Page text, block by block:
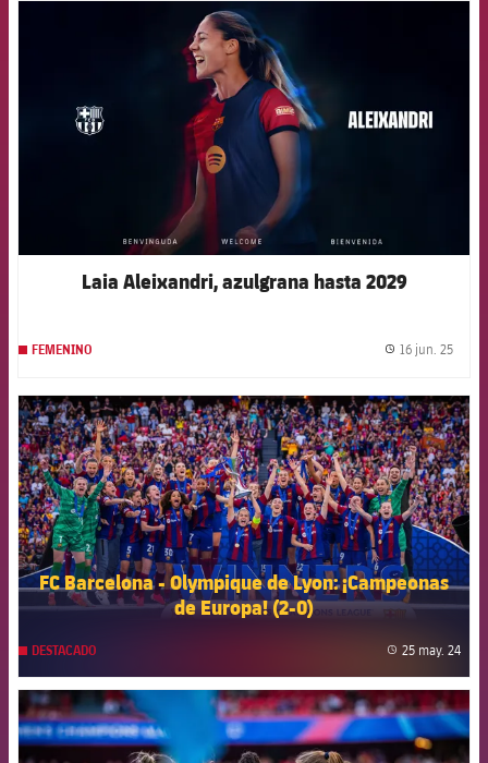
FCB Barcelona badge
Laia Aleixandri, azulgrana hasta 2029
FEMENINO 16 jun. 25
FCB Barcelona badge
FC Barcelona - Olympique de Lyon: ¡Campeonas
de Europa! (2-0)
DESTACADO 25 may. 24
FCB Barcelona badge